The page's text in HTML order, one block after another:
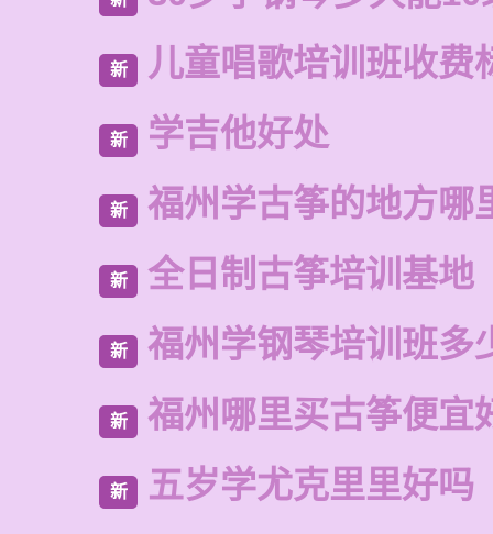
新 儿童唱歌培训班收费
新 学吉他好处
新 福州学古筝的地方哪
新 全日制古筝培训基地
新 福州学钢琴培训班多
新 福州哪里买古筝便宜
新 五岁学尤克里里好吗